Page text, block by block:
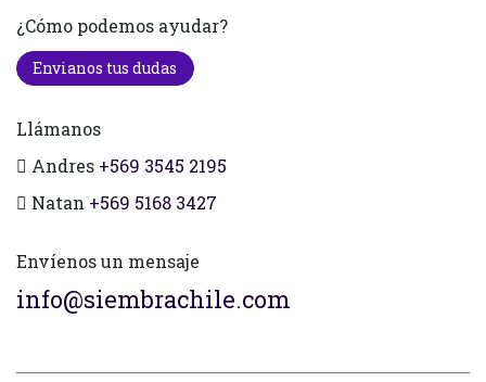
¿Cómo podemos ayudar?
Envianos tus dudas
Llámanos
Andres +569 3545 2195
Natan +569 5168 3427
Envíenos un mensaje
info@siembrachile.com